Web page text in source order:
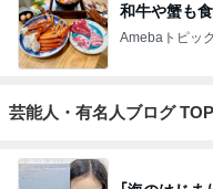
和牛や蟹も
Amebaトピッ
芸能人・有名人ブログ